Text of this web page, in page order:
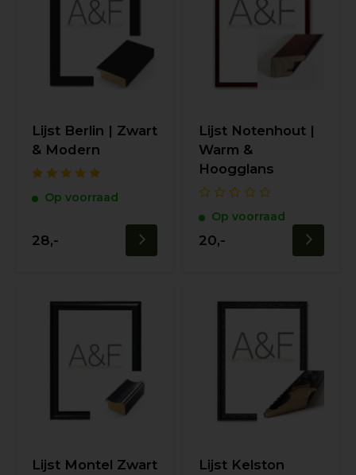
Lijst Berlin | Zwart
& Modern
Op voorraad
28,-
Lijst Notenhout |
Warm &
Hoogglans
Op voorraad
20,-
Lijst Montel Zwart
Lijst Kelston